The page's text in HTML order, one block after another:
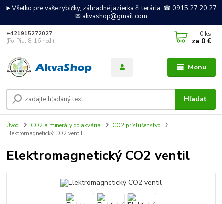
►Všetko pre vaše rybičky, záhradné jazierka či terária. ☎ 0915 27 20 27
✉ akvashop@gmail.com
Menu
Hľadať
+421915272027
(Po-Pia, 8-16 hod.)
0 ks
za 0 €
Úvod CO2 a minerály do akvária
CO2 príslušenstvo
Elektromagnetický CO2 ventil
Elektromagnetický CO2 ventil